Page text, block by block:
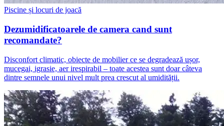
Piscine și locuri de joacă
Dezumidificatoarele de camera cand sunt
recomandate?
​Disconfort climatic, obiecte de mobilier ce se degradează ușor,
mucegai, igrasie, aer irespirabil – toate acestea sunt doar câteva
dintre semnele unui nivel mult prea crescut al umidității.